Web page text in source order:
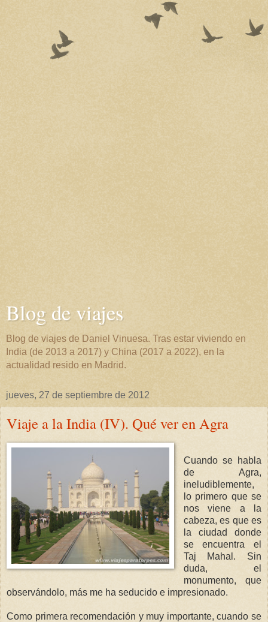
Blog de viajes
Blog de viajes de Daniel Vinuesa. Tras estar viviendo en
India (de 2013 a 2017) y China (2017 a 2022), en la
actualidad resido en Madrid.
jueves, 27 de septiembre de 2012
Viaje a la India (IV). Qué ver en Agra
Cuando se habla
de Agra,
ineludiblemente,
lo primero que se
nos viene a la
cabeza, es que es
la ciudad donde
se encuentra el
Taj Mahal. Sin
duda, el
monumento, que
observándolo, más me ha seducido e impresionado.
Como primera recomendación y muy importante, cuando se